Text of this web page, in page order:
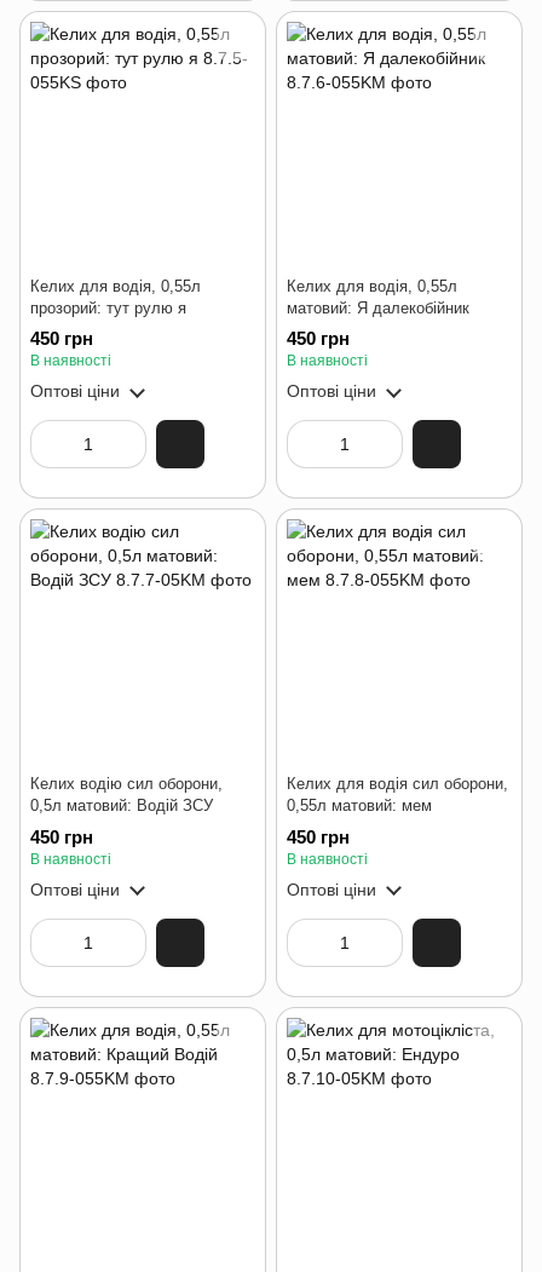
Келих для водія, 0,55л
прозорий: тут рулю я
450 грн
В наявності
Оптові ціни
Келих для водія, 0,55л
матовий: Я далекобійник
450 грн
В наявності
Оптові ціни
Келих водію сил оборони,
0,5л матовий: Водій ЗСУ
450 грн
В наявності
Оптові ціни
Келих для водія сил оборони,
0,55л матовий: мем
450 грн
В наявності
Оптові ціни